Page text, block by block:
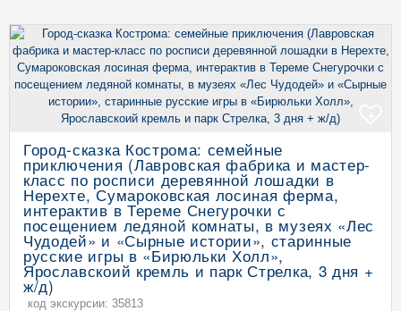
Город-сказка Кострома: семейные
приключения (Лавровская фабрика и мастер-
класс по росписи деревянной лошадки в
Нерехте, Сумароковская лосиная ферма,
интерактив в Тереме Снегурочки с
посещением ледяной комнаты, в музеях «Лес
Чудодей» и «Сырные истории», старинные
русские игры в «Бирюльки Холл»,
Ярославскоий кремль и парк Стрелка, 3 дня +
ж/д)
код экскурсии: 35813